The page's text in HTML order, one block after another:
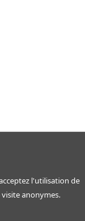
l'utilisation de
anonymes.